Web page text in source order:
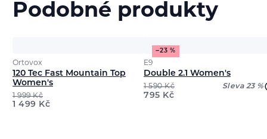
Podobné produkty
Ortovox
120 Tec Fast Mountain Top
Women's
1 999Kč
1 499 Kč
−23 %
E9
Double 2.1 Women's
1 590Kč Sleva 23 %
795 Kč